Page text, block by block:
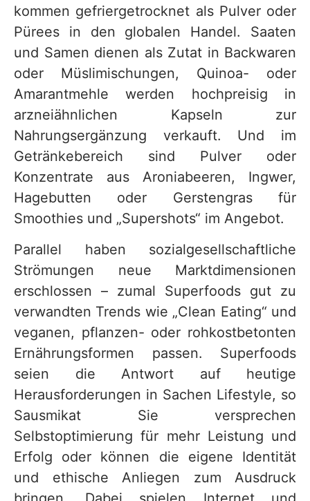
kommen gefriergetrocknet als Pulver oder
Pürees in den globalen Handel. Saaten
und Samen dienen als Zutat in Backwaren
oder Müslimischungen, Quinoa- oder
Amarantmehle werden hochpreisig in
arzneiähnlichen Kapseln zur
Nahrungsergänzung verkauft. Und im
Getränkebereich sind Pulver oder
Konzentrate aus Aroniabeeren, Ingwer,
Hagebutten oder Gerstengras für
Smoothies und „Supershots“ im Angebot.
Parallel haben sozialgesellschaftliche
Strömungen neue Marktdimensionen
erschlossen – zumal Superfoods gut zu
verwandten Trends wie „Clean Eating“ und
veganen, pflanzen- oder rohkostbetonten
Ernährungsformen passen. Superfoods
seien die Antwort auf heutige
Herausforderungen in Sachen Lifestyle, so
Sausmikat Sie versprechen
Selbstoptimierung für mehr Leistung und
Erfolg oder können die eigene Identität
und ethische Anliegen zum Ausdruck